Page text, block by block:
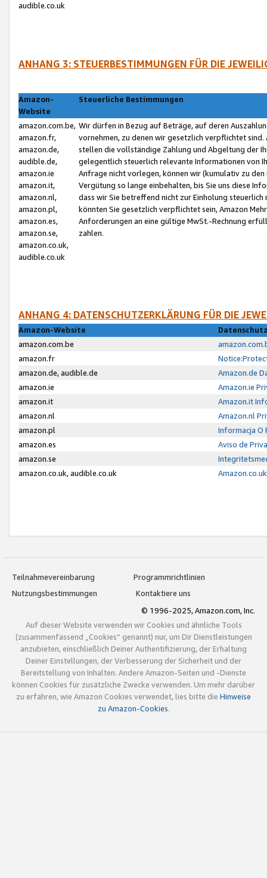
audible.co.uk
ANHANG 3: STEUERBESTIMMUNGEN FÜR DIE
Amazon-
Website
Steuerliche Bestimmungen
amazon.com.be,
amazon.fr,
amazon.de,
audible.de,
amazon.ie
amazon.it,
amazon.nl,
amazon.pl,
amazon.es,
amazon.se,
amazon.co.uk,
audible.co.uk
Wir dürfen in Bezug auf Beträge, auf deren
vornehmen, zu denen wir gesetzlich verpflichtet
stellen die vollständige Zahlung und Abgeltung der
gelegentlich steuerlich relevante Informationen von
Anfrage nicht vorlegen, können wir (kumulativ zu
Vergütung so lange einbehalten, bis Sie uns diese
dass wir Sie betreffend nicht zur Einholung
könnten Sie gesetzlich verpflichtet sein, Amazon
Anforderungen an eine gültige MwSt.-Rechnung
zahlen.
ANHANG 4: DATENSCHUTZERKLÄRUNG FÜR DIE
Amazon-Website
amazon.com.be
amazon.fr
amazon.de, audible.de
Amazon.de
amazon.ie
Amazon.ie
amazon.it
Amazon.it
amazon.nl
Amazon.nl
amazon.pl
Informacja O
amazon.es
Aviso de
amazon.se
amazon.co.uk, audible.co.uk
Teilnahmevereinbarung
Programmrichtlinien
Nutzungsbestimmungen
Kontaktiere uns
© 1996-2025, Amazon.com, Inc.
Auf dieser Website verwenden wir Cookies und ähnliche Tools
(zusammenfassend „Cookies“ genannt) nur, um Dir Dienstleistungen
anzubieten, einschließlich Deiner Authentifizierung, der Erhaltung
Deiner Einstellungen, der Verbesserung der Sicherheit und der
Bereitstellung von Inhalten. Andere Amazon-Seiten und -Dienste
können Cookies für zusätzliche Zwecke verwenden. Um mehr darüber
zu erfahren, wie Amazon Cookies verwendet, lies bitte die Hinweise
zu Amazon-Cookies.